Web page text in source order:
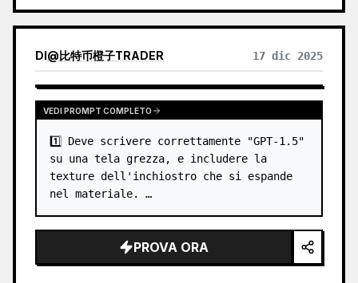
DI@比特币橙子TRADER 17 dic 2025
VEDI PROMPT COMPLETO
1️⃣ Deve scrivere correttamente "GPT-1.5"
su una tela grezza, e includere la
texture dell'inchiostro che si espande
nel materiale. …
PROVA ORA